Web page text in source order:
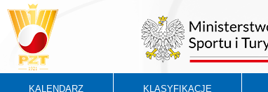
KALENDARZ KLASYFIKACJE